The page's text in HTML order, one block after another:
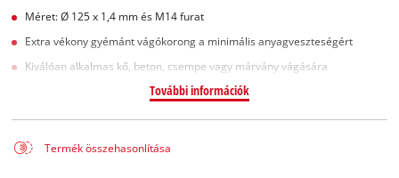
Méret: Ø 125 x 1,4 mm és M14 furat
Extra vékony gyémánt vágókorong a minimális anyagveszteségért
Kiválóan alkalmas kő, beton, csempe vagy márvány vágására
További információk
Termék összehasonlítása